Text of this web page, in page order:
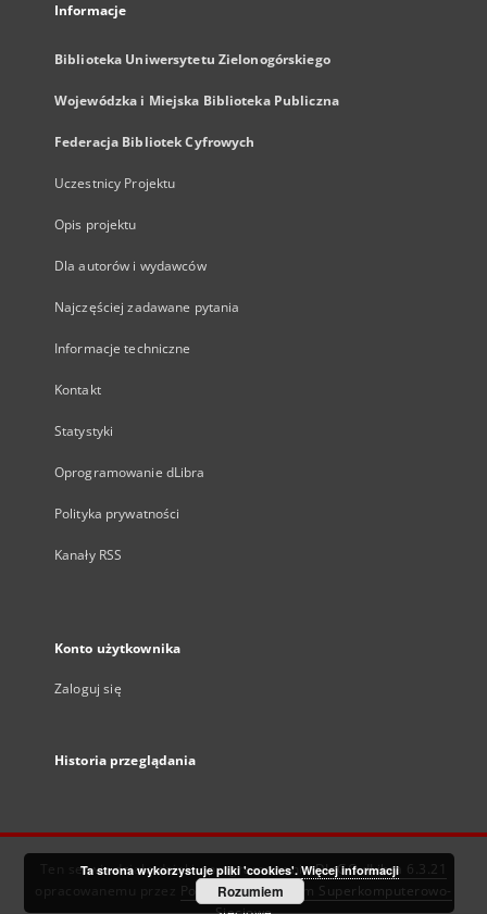
Informacje
Biblioteka Uniwersytetu Zielonogórskiego
Wojewódzka i Miejska Biblioteka Publiczna
Federacja Bibliotek Cyfrowych
Uczestnicy Projektu
Opis projektu
Dla autorów i wydawców
Najczęściej zadawane pytania
Informacje techniczne
Kontakt
Statystyki
Oprogramowanie dLibra
Polityka prywatności
Kanały RSS
Konto użytkownika
Zaloguj się
Historia przeglądania
Ten serwis działa dzięki oprogramowaniuDInGO dLibra 6.3.21
Poznańskie Centrum Superkomputerowo-
Ta strona wykorzystuje pliki 'cookies'. Więcej informacji
Rozumiem